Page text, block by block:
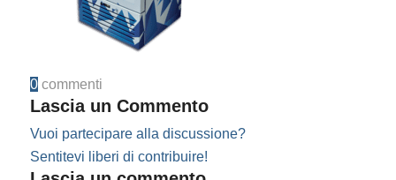
0 commenti
Lascia un Commento
Vuoi partecipare alla discussione?
Sentitevi liberi di contribuire!